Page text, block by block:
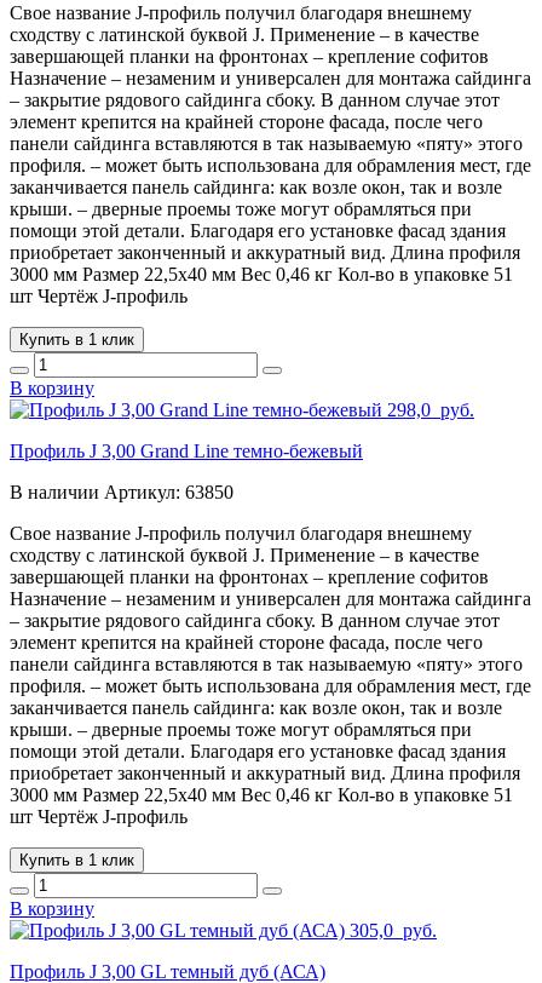
Свое название J-профиль получил благодаря внешнему
сходству с латинской буквой J. Применение – в качестве
завершающей планки на фронтонах – крепление софитов
Назначение – незаменим и универсален для монтажа сайдинга
– закрытие рядового сайдинга сбоку. В данном случае этот
элемент крепится на крайней стороне фасада, после чего
панели сайдинга вставляются в так называемую «пяту» этого
профиля. – может быть использована для обрамления мест, где
заканчивается панель сайдинга: как возле окон, так и возле
крыши. – дверные проемы тоже могут обрамляться при
помощи этой детали. Благодаря его установке фасад здания
приобретает законченный и аккуратный вид. Длина профиля
3000 мм Размер 22,5х40 мм Вес 0,46 кг Кол-во в упаковке 51
шт Чертёж J-профиль
Купить в 1 клик
В корзину
298,0 руб.
Профиль J 3,00 Grand Line темно-бежевый
В наличии Артикул: 63850
Свое название J-профиль получил благодаря внешнему
сходству с латинской буквой J. Применение – в качестве
завершающей планки на фронтонах – крепление софитов
Назначение – незаменим и универсален для монтажа сайдинга
– закрытие рядового сайдинга сбоку. В данном случае этот
элемент крепится на крайней стороне фасада, после чего
панели сайдинга вставляются в так называемую «пяту» этого
профиля. – может быть использована для обрамления мест, где
заканчивается панель сайдинга: как возле окон, так и возле
крыши. – дверные проемы тоже могут обрамляться при
помощи этой детали. Благодаря его установке фасад здания
приобретает законченный и аккуратный вид. Длина профиля
3000 мм Размер 22,5х40 мм Вес 0,46 кг Кол-во в упаковке 51
шт Чертёж J-профиль
Купить в 1 клик
В корзину
305,0 руб.
Профиль J 3,00 GL темный дуб (АСА)